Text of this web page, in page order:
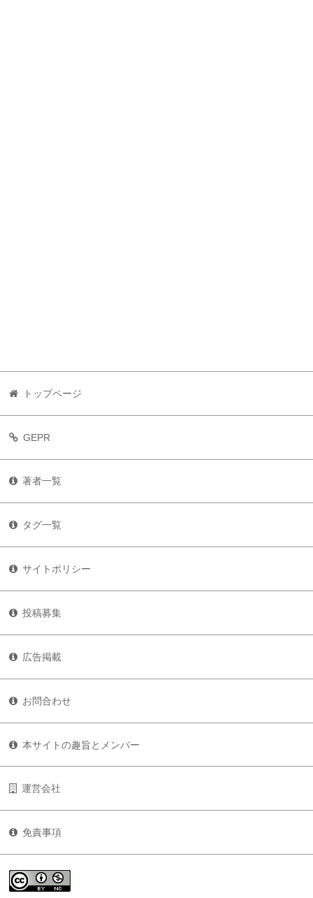
トップページ
GEPR
著者一覧
タグ一覧
サイトポリシー
投稿募集
広告掲載
お問合わせ
本サイトの趣旨とメンバー
運営会社
免責事項